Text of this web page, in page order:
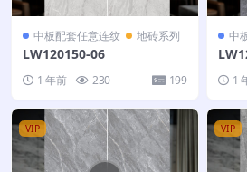
中板配套任意连纹 地砖系列
LW120150-06
1 年前 230 199
中
1
VIP VIP